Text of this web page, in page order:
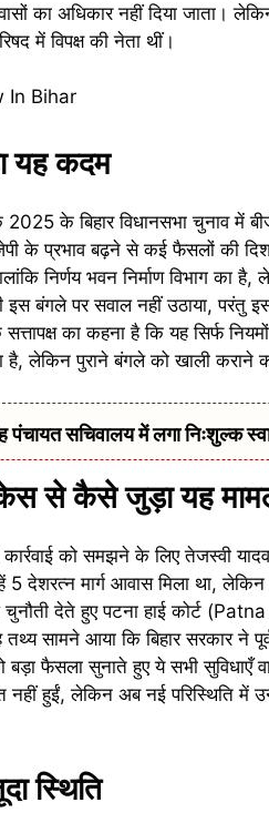
का अधिकार नहीं दिया जाता।
में विपक्ष की नेता थीं।
यह कदम
के बिहार विधानसभा चुनाव में
के प्रभाव बढ़ने से कई फैसलों की
निर्णय भवन निर्माण विभाग
बंगले पर सवाल नहीं उठाया, परंतु
का कहना है कि यह सिर्फ
है, लेकिन पुराने बंगले को खाली
पंचायत सचिवालय में लगा निःशुल्क
से कैसे जुड़ा यह
कार्रवाई को समझने के लिए तेजस्वी
5 देशरत्न मार्ग आवास मिला था,
देते हुए पटना हाई कोर्ट
तथ्य सामने आया कि बिहार सरकार ने
फैसला सुनाते हुए ये सभी सुविधाएँ
हुईं, लेकिन अब नई परिस्थिति में
स्थिति